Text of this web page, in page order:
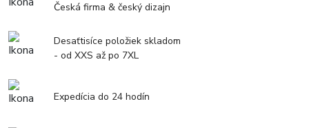
Česká firma & český dizajn
Desaťtisíce položiek skladom
- od XXS až po 7XL
Expedícia do 24 hodín